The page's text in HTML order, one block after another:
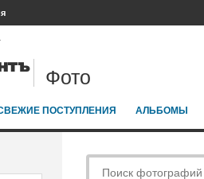
Фото
ПОСТУПЛЕНИЯ АЛЬБОМЫ